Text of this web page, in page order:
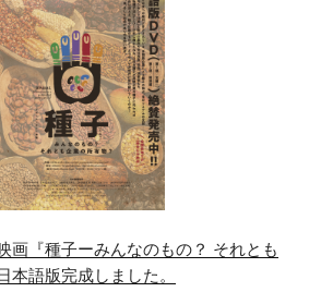
画『種子ーみんなのもの？ それとも
本語版完成しました。